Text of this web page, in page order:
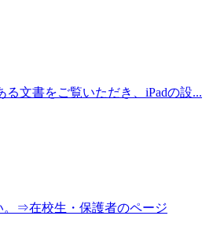
文書をご覧いただき、iPadの設...
。⇒在校生・保護者のページ